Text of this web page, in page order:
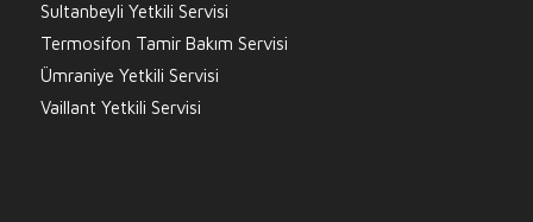
Sultanbeyli Yetkili Servisi
Termosifon Tamir Bakım Servisi
Ümraniye Yetkili Servisi
Vaillant Yetkili Servisi